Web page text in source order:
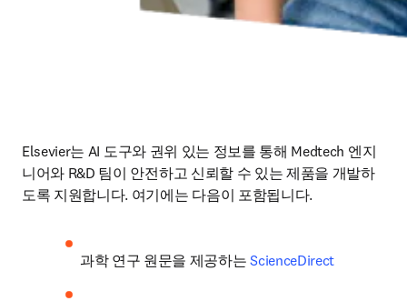
Elsevier는 AI 도구와 권위 있는 정보를 통해 Medtech 엔지
니어와 R&D 팀이 안전하고 신뢰할 수 있는 제품을 개발하
도록 지원합니다. 여기에는 다음이 포함됩니다.
과학 연구 원문을 제공하는 ScienceDirect